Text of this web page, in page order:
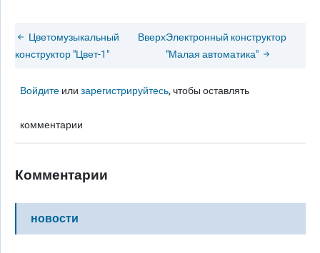
Цветомузыкальный
конструктор "Цвет-1"
ВверхЭлектронный конструктор
"Малая автоматика"
Войдите илизарегистрируйтесь, чтобы оставлять
комментарии
Комментарии
новости